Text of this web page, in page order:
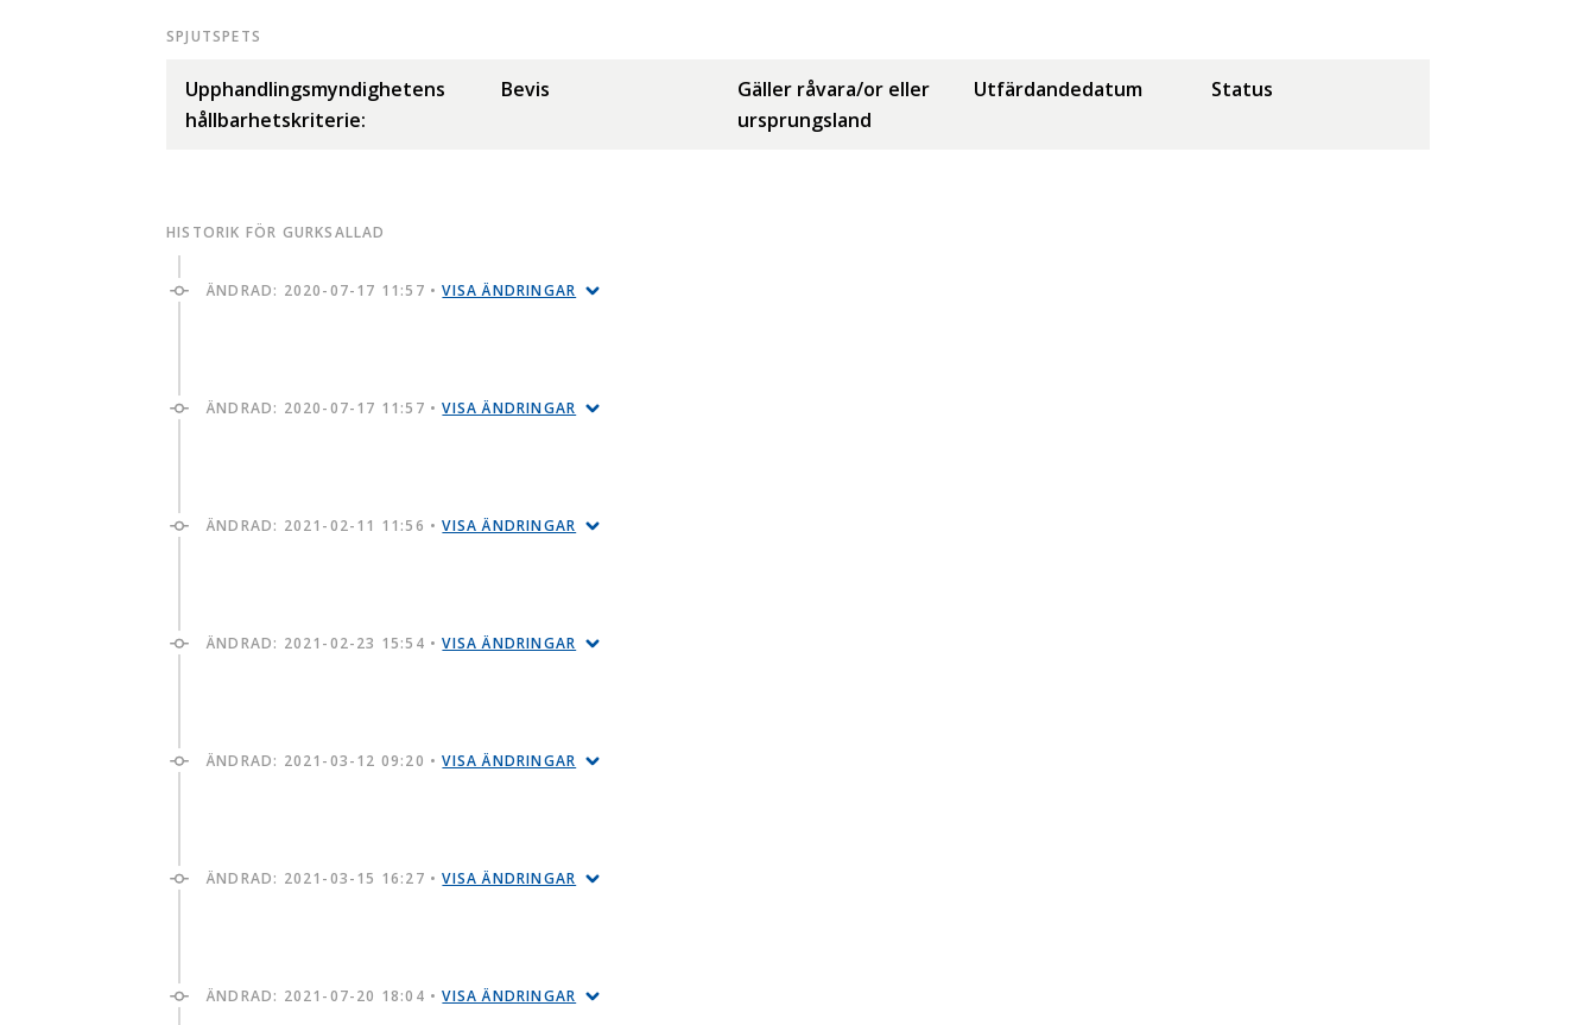
SPJUTSPETS
Upphandlingsmyndighetens
hållbarhetskriterie:
Bevis
Gäller råvara/or eller
ursprungsland
Utfärdandedatum Status
HISTORIK FÖR GURKSALLAD
ÄNDRAD: 2020-07-17 11:57 •VISA ÄNDRINGAR
ÄNDRAD: 2020-07-17 11:57 •VISA ÄNDRINGAR
ÄNDRAD: 2021-02-11 11:56 •VISA ÄNDRINGAR
ÄNDRAD: 2021-02-23 15:54 •VISA ÄNDRINGAR
ÄNDRAD: 2021-03-12 09:20 •VISA ÄNDRINGAR
ÄNDRAD: 2021-03-15 16:27 •VISA ÄNDRINGAR
ÄNDRAD: 2021-07-20 18:04 •VISA ÄNDRINGAR